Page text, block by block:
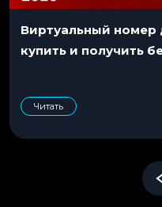
Виртуальный номер
купить и получить
Читать